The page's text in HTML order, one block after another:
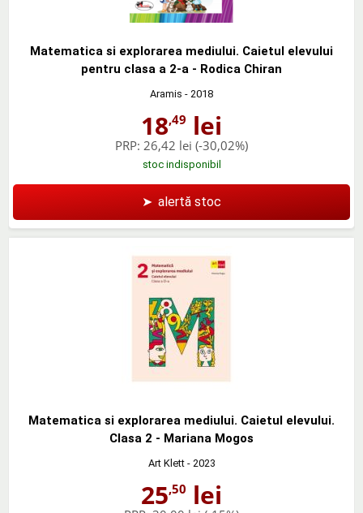
Matematica si explorarea mediului. Caietul elevului
pentru clasa a 2-a - Rodica Chiran
Aramis - 2018
18,49 lei
PRP: 26,42 lei (-30,02%)
stoc indisponibil
➤ alertă stoc
Matematica si explorarea mediului. Caietul elevului.
Clasa 2 - Mariana Mogos
Art Klett- 2023
25,50 lei